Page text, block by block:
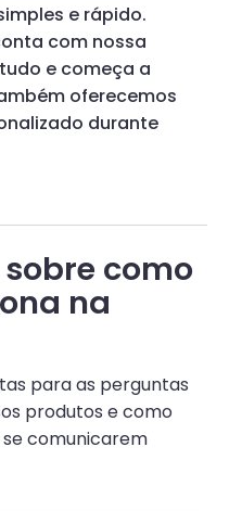
como
na
para as perguntas
produtos e como
comunicarem
e rápido.
com nossa
e começa a
oferecemos
durante